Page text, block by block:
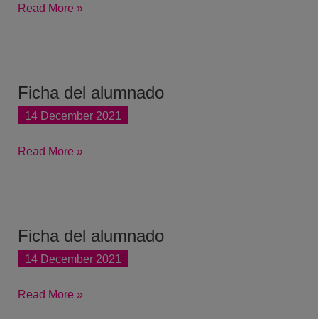
Read More »
Ficha del alumnado
14 December 2021
Ficha
del
Read More »
Ficha del alumnado
14 December 2021
Ficha
del
Read More »